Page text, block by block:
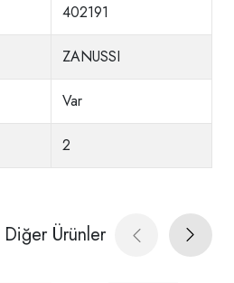
402191
ZANUSSI
Var
2
Ürünler